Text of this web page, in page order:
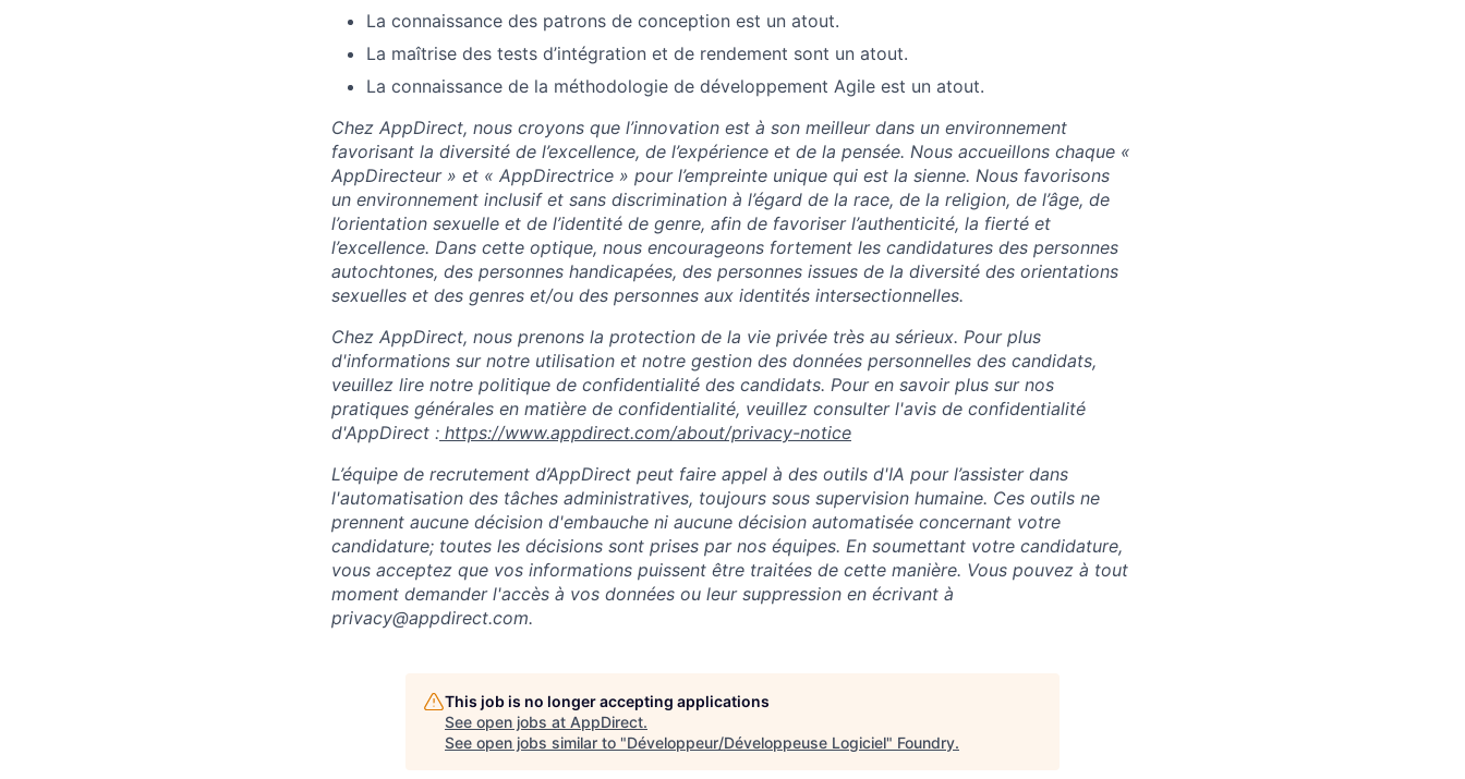
La connaissance des patrons de conception est un atout.
La maîtrise des tests d’intégration et de rendement sont un atout.
La connaissance de la méthodologie de développement Agile est un atout.
Chez AppDirect, nous croyons que l’innovation est à son meilleur dans un environnement
favorisant la diversité de l’excellence, de l’expérience et de la pensée. Nous accueillons chaque «
AppDirecteur » et « AppDirectrice » pour l’empreinte unique qui est la sienne. Nous favorisons
un environnement inclusif et sans discrimination à l’égard de la race, de la religion, de l’âge, de
l’orientation sexuelle et de l’identité de genre, afin de favoriser l’authenticité, la fierté et
l’excellence. Dans cette optique, nous encourageons fortement les candidatures des personnes
autochtones, des personnes handicapées, des personnes issues de la diversité des orientations
sexuelles et des genres et/ou des personnes aux identités intersectionnelles.
Chez AppDirect, nous prenons la protection de la vie privée très au sérieux. Pour plus
d'informations sur notre utilisation et notre gestion des données personnelles des candidats,
veuillez lire notre politique de confidentialité des candidats. Pour en savoir plus sur nos
pratiques générales en matière de confidentialité, veuillez consulter l'avis de confidentialité
d'AppDirect : https://www.appdirect.com/about/privacy-notice
L’équipe de recrutement d’AppDirect peut faire appel à des outils d'IA pour l’assister dans
l'automatisation des tâches administratives, toujours sous supervision humaine. Ces outils ne
prennent aucune décision d'embauche ni aucune décision automatisée concernant votre
candidature; toutes les décisions sont prises par nos équipes. En soumettant votre candidature,
vous acceptez que vos informations puissent être traitées de cette manière. Vous pouvez à tout
moment demander l'accès à vos données ou leur suppression en écrivant à
privacy@appdirect.com.
This job is no longer accepting applications
See open jobs at AppDirect.
See open jobs similar to "Développeur/Développeuse Logiciel" Foundry.